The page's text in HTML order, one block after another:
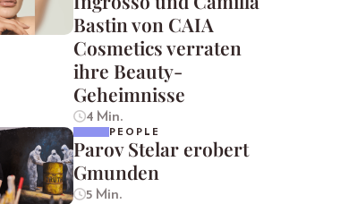
Bastin von CAIA
Cosmetics verraten
ihre Beauty-
Geheimnisse
4 Min.
PEOPLE
Parov Stelar erobert
Gmunden
5 Min.